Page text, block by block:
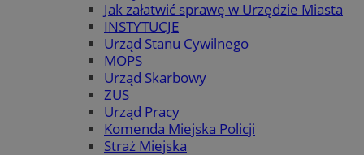
Jak załatwić sprawę w Urzędzie Miasta
INSTYTUCJE
Urząd Stanu Cywilnego
MOPS
Urząd Skarbowy
ZUS
Urząd Pracy
Komenda Miejska Policji
Straż Miejska